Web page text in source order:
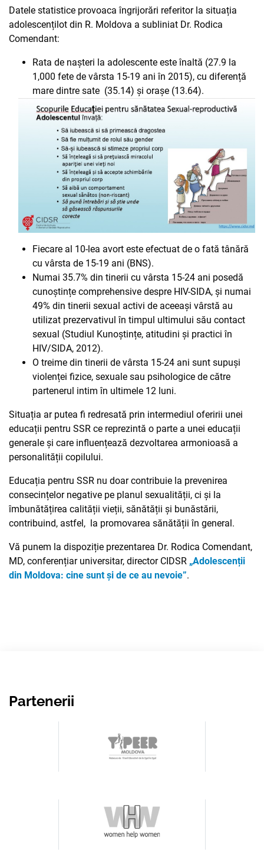
Datele statistice provoaca îngrijorări referitor la situația
adolescențilot din R. Moldova a subliniat Dr. Rodica
Comendant:
Rata de nașteri la adolescente este înaltă (27.9 la
1,000 fete de vârsta 15-19 ani în 2015), cu diferență
mare dintre sate (35.14) și orașe (13.64).
Fiecare al 10-lea avort este efectuat de o fată tânără
cu vârsta de 15-19 ani (BNS).
Numai 35.7% din tinerii cu vârsta 15-24 ani posedă
cunoștințe comprehensive despre HIV-SIDA, și numai
49% din tinerii sexual activi de aceeași vârstă au
utilizat prezervativul în timpul ultimului său contact
sexual (Studiul Kunoștințe, atitudini și practici în
HIV/SIDA, 2012).
O treime din tinerii de vârsta 15-24 ani sunt supuși
violenței fizice, sexuale sau psihologice de către
partenerul intim în ultimele 12 luni.
Situația ar putea fi redresată prin intermediul oferirii unei
educații pentru SSR ce reprezintă o parte a unei educații
generale și care influențează dezvoltarea armonioasă a
personalității copilului.
Educația pentru SSR nu doar contribuie la prevenirea
consecințelor negative pe planul sexualității, ci și la
îmbunătățirea calității vieții, sănătății și bunăstării,
contribuind, astfel, la promovarea sănătății în general.
Vă punem la dispoziție prezentarea Dr. Rodica Comendant,
MD, conferențiar universitar, director CIDSR „Adolescenții
din Moldova: cine sunt și de ce au nevoie”.
Partenerii